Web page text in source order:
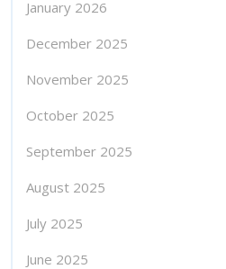
January 2026
December 2025
November 2025
October 2025
September 2025
August 2025
July 2025
June 2025